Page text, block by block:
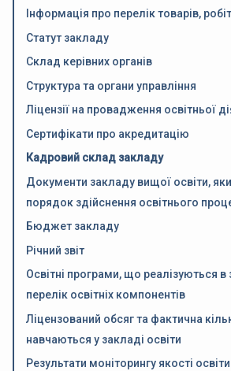
Інформація про перелік товарів,
Статут закладу
Склад керівних органів
Структура та органи управління
Ліцензії на провадження освітньої
Сертифікати про акредитацію
Кадровий склад закладу
Документи закладу вищої освіти,
порядок здійснення освітнього
Бюджет закладу
Річний звіт
Освітні програми, що реалізуються в
перелік освітніх компонентів
Ліцензований обсяг та фактична
навчаються у закладі освіти
Результати моніторингу якості освіти